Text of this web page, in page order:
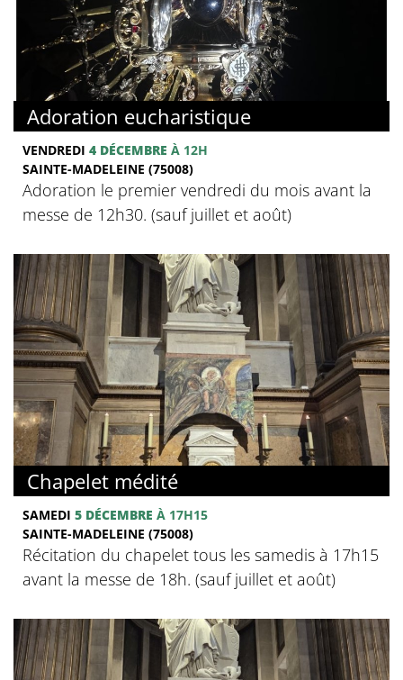
Adoration eucharistique
VENDREDI 4 DÉCEMBRE À 12H
SAINTE-MADELEINE (75008)
Adoration le premier vendredi du mois avant la
messe de 12h30. (sauf juillet et août)
Chapelet médité
SAMEDI 5 DÉCEMBRE À 17H15
SAINTE-MADELEINE (75008)
Récitation du chapelet tous les samedis à 17h15
avant la messe de 18h. (sauf juillet et août)